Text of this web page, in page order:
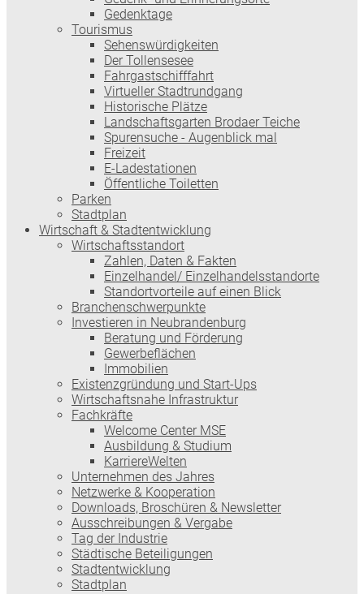
Gedenktage
Tourismus
Sehenswürdigkeiten
Der Tollensesee
Fahrgastschifffahrt
Virtueller Stadtrundgang
Historische Plätze
Landschaftsgarten Brodaer Teiche
Spurensuche - Augenblick mal
Freizeit
E-Ladestationen
Öffentliche Toiletten
Parken
Stadtplan
Wirtschaft & Stadtentwicklung
Wirtschaftsstandort
Zahlen, Daten & Fakten
Einzelhandel/ Einzelhandelsstandorte
Standortvorteile auf einen Blick
Branchenschwerpunkte
Investieren in Neubrandenburg
Beratung und Förderung
Gewerbeflächen
Immobilien
Existenzgründung und Start-Ups
Wirtschaftsnahe Infrastruktur
Fachkräfte
Welcome Center MSE
Ausbildung & Studium
KarriereWelten
Unternehmen des Jahres
Netzwerke & Kooperation
Downloads, Broschüren & Newsletter
Ausschreibungen & Vergabe
Tag der Industrie
Städtische Beteiligungen
Stadtentwicklung
Stadtplan